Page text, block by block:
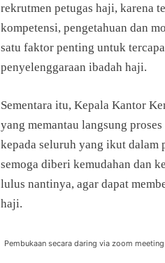
rekrutmen petugas haji, karena
kompetensi, pengetahuan dan
satu faktor penting untuk
penyelenggaraan ibadah haji.
Sementara itu, Kepala Kantor
yang memantau langsung
kepada seluruh yang ikut dalam
semoga diberi kemudahan dan
lulus nantinya, agar dapat
haji.
Pembukaan secara daring via zoom